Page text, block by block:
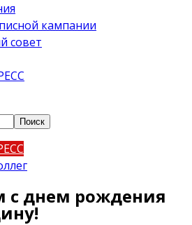
кампании
совет
с днем рождения